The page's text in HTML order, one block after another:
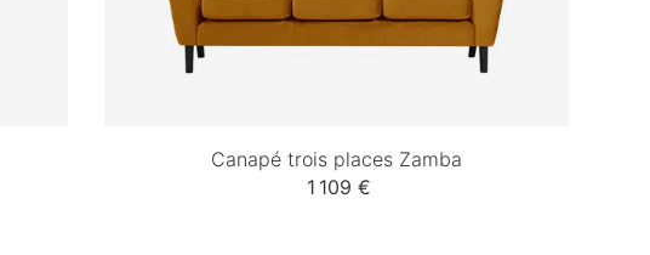
Canapé trois places Zamba
1 109 €